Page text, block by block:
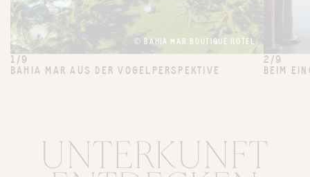
© BAHIA MAR BOUTIQUE HOTEL
1/9
BAHIA MAR AUS DER VOGELPERSPEKTIVE
2/9
BEIM
UNTERKUNFT